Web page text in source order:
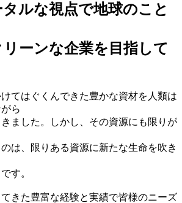
ルな視点で地球のこと
ーンな企業を目指して
てはぐくんできた豊かな資材を人類は
ら
ました。しかし、その資源にも限りが
は、限りある資源に新たな生命を吹き
す。
きた豊富な経験と実績で皆様のニーズ